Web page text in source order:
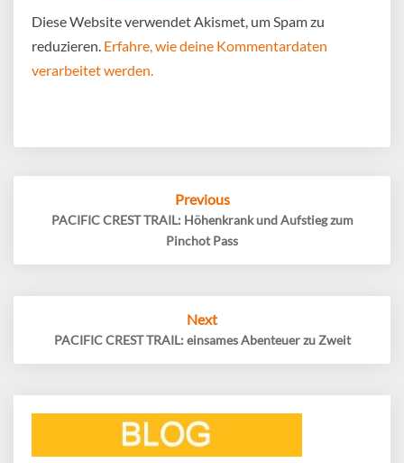
Diese Website verwendet Akismet, um Spam zu
reduzieren. Erfahre, wie deine Kommentardaten
verarbeitet werden.
Previous
PACIFIC CREST TRAIL: Höhenkrank und Aufstieg zum
Pinchot Pass
Next
PACIFIC CREST TRAIL: einsames Abenteuer zu Zweit